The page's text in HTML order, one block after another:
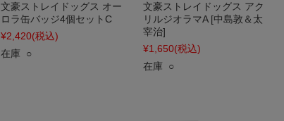
文豪ストレイドッグス オー
ロラ缶バッジ4個セットC
¥2,420(税込)
在庫 ○
文豪ストレイドッグス アク
リルジオラマA [中島敦＆太
宰治]
¥1,650(税込)
在庫 ○